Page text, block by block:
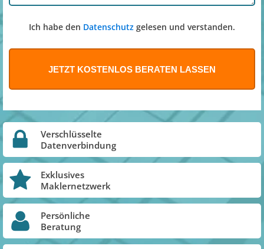
Ich habe den Datenschutz gelesen und verstanden.
Verschlüsselte
Datenverbindung
Exklusives
Maklernetzwerk
Persönliche
Beratung